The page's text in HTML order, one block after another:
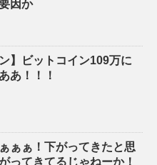
因か
】ビットコイン109万に
あ！！！
ぁぁ！下がってきたと思
ってきてるじゃねーか！